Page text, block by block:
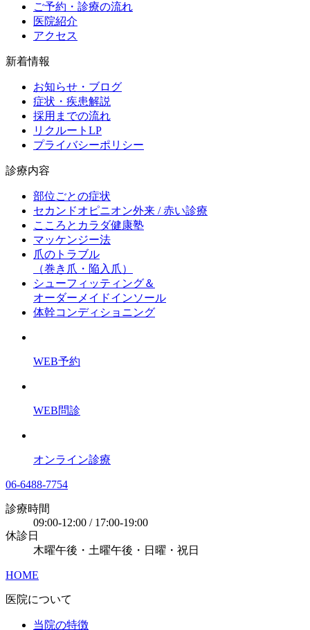
ご予約・診療の流れ
医院紹介
アクセス
新着情報
お知らせ・ブログ
症状・疾患解説
採用までの流れ
リクルートLP
プライバシーポリシー
診療内容
部位ごとの症状
セカンドオピニオン外来 / 赤い診療
こころとカラダ健康塾
マッケンジー法
爪のトラブル
（巻き爪・陥入爪）
シューフィッティング＆
オーダーメイドインソール
体幹コンディショニング
WEB予約
WEB問診
オンライン診療
06-6488-7754
診療時間
09:00-12:00 / 17:00-19:00
休診日
木曜午後・土曜午後・日曜・祝日
HOME
医院について
当院の特徴